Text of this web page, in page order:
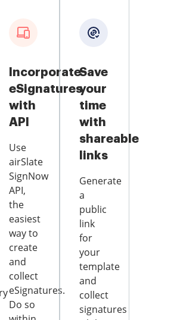
Incorporate
eSignatures
with
API
Use
airSlate
SignNow
API,
the
easiest
way to
create
and
collect
eSignatures.
Do so
Save
your
time
with
shareable
links
Generate
a
public
link
for
your
template
and
collect
signatures